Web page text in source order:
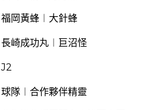
福岡黃蜂︱大針蜂
長崎成功丸︱巨沼怪
J2
球隊︱合作夥伴精靈